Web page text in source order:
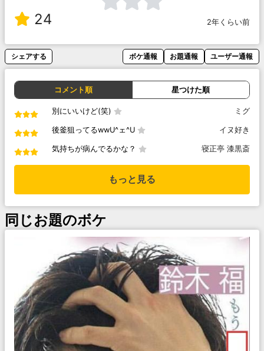
24 2年くらい前
シェアする ボケ通報 お題通報 ユーザー通報
コメント順 星つけた順
別にいいけど(笑) ミグ
後釜狙ってるwwU^ェ^U イヌ好き
気持ちが病んでるかな？ 寝正亭 漆黒斎
もっと見る
同じお題のボケ